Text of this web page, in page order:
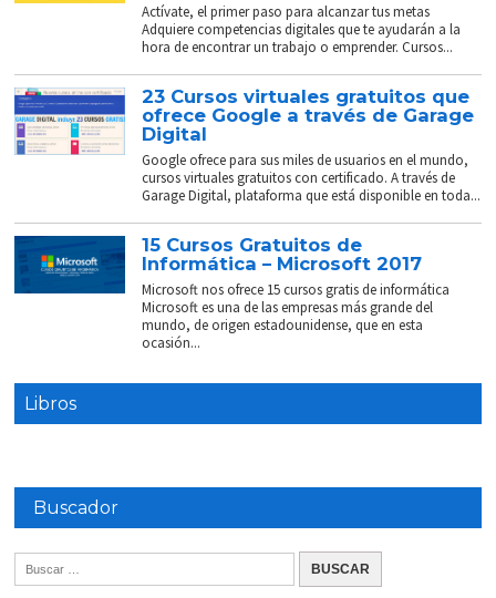
Actívate, el primer paso para alcanzar tus metas
Adquiere competencias digitales que te ayudarán a la
hora de encontrar un trabajo o emprender. Cursos...
23 Cursos virtuales gratuitos que
ofrece Google a través de Garage
Digital
Google ofrece para sus miles de usuarios en el mundo,
cursos virtuales gratuitos con certificado. A través de
Garage Digital, plataforma que está disponible en toda...
15 Cursos Gratuitos de
Informática – Microsoft 2017
Microsoft nos ofrece 15 cursos gratis de informática
Microsoft es una de las empresas más grande del
mundo, de origen estadounidense, que en esta
ocasión...
Libros
Buscador